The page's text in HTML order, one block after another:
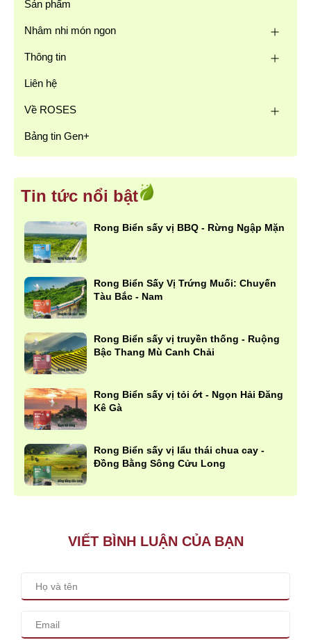
Sản phẩm
Nhâm nhi món ngon
Thông tin
Liên hệ
Về ROSES
Bảng tin Gen+
Tin tức nổi bật
Rong Biển sấy vị BBQ - Rừng Ngập Mặn
Rong Biển Sấy Vị Trứng Muối: Chuyến
Tàu Bắc - Nam
Rong Biển sấy vị truyền thống - Ruộng
Bậc Thang Mù Canh Chải
Rong Biển sấy vị tỏi ớt - Ngọn Hải Đăng
Kê Gà
Rong Biển sấy vị lẩu thái chua cay -
Đồng Bằng Sông Cửu Long
VIẾT BÌNH LUẬN CỦA BẠN